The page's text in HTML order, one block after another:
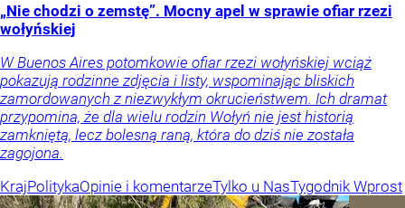
„Nie chodzi o zemstę”. Mocny apel w sprawie ofiar rzezi
wołyńskiej
W Buenos Aires potomkowie ofiar rzezi wołyńskiej wciąż
pokazują rodzinne zdjęcia i listy, wspominając bliskich
zamordowanych z niezwykłym okrucieństwem. Ich dramat
przypomina, że dla wielu rodzin Wołyń nie jest historią
zamkniętą, lecz bolesną raną, która do dziś nie została
zagojona.
KrajPolitykaOpinie i komentarzeTylko u NasTygodnik Wprost